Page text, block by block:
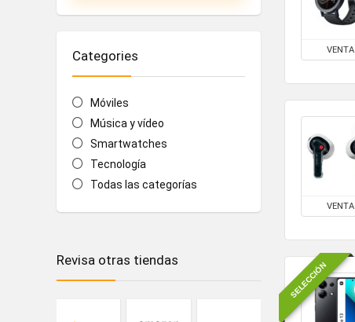
Categories
Móviles
Música y vídeo
Smartwatches
Tecnología
Todas las categorías
VENTA
VENTA
SELECCIÓN
Revisa otras tiendas